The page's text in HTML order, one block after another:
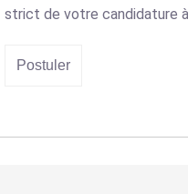
strict de votre candidature